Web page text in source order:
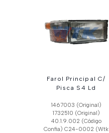
Farol Principal C/
Pisca S4 Ld
1467003 (Original)
1732510 (Original)
40.1.9.002 (Código
Confia) C24-0002 (Wtk